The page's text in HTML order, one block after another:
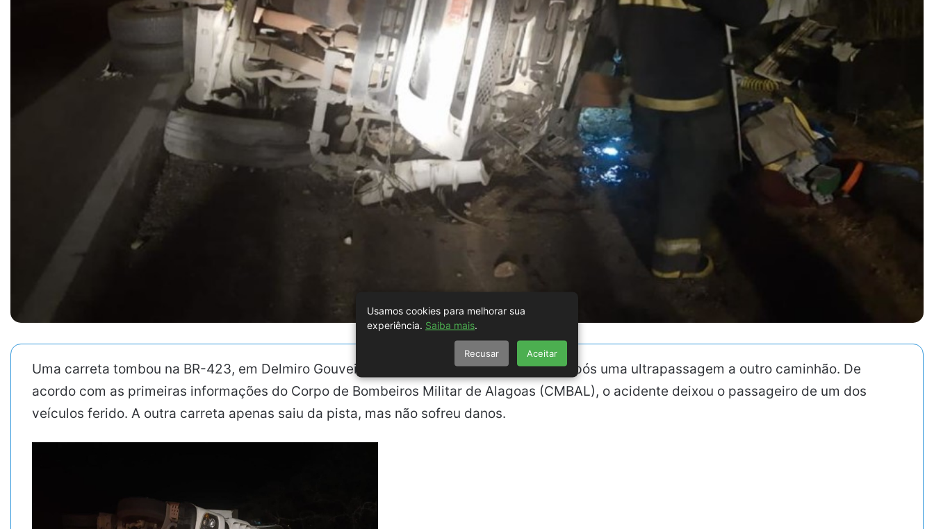
Uma carreta tombou na BR-423, em Delmiro Gouveia, na noite desta terça-feira (19), após uma ultrapassagem a outro caminhão. De
acordo com as primeiras informações do Corpo de Bombeiros Militar de Alagoas (CMBAL), o acidente deixou o passageiro de um dos
veículos ferido. A outra carreta apenas saiu da pista, mas não sofreu danos.
Usamos cookies para melhorar sua
experiência. Saiba mais
Recusar Aceitar